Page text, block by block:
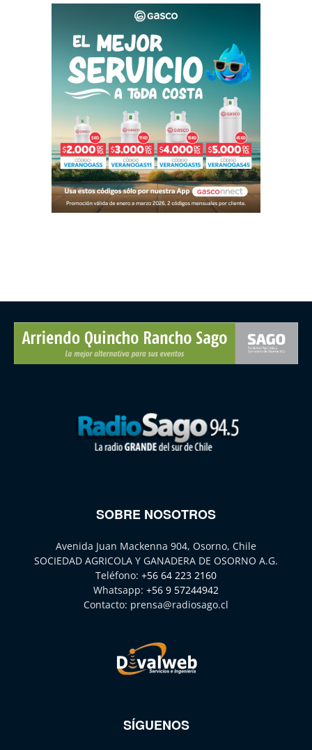
SOBRE NOSOTROS
Avenida Juan Mackenna 904, Osorno, Chile
SOCIEDAD AGRICOLA Y GANADERA DE OSORNO A.G.
Teléfono: +56 64 223 2160
Whatsapp: +56 9 57244942
Contacto: prensa@radiosago.cl
SÍGUENOS